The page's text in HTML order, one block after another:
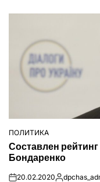
ОПУБЛІКУВАТИ
У
ПОЛИТИКА
Составлен
Бондаренко
20.02.2020